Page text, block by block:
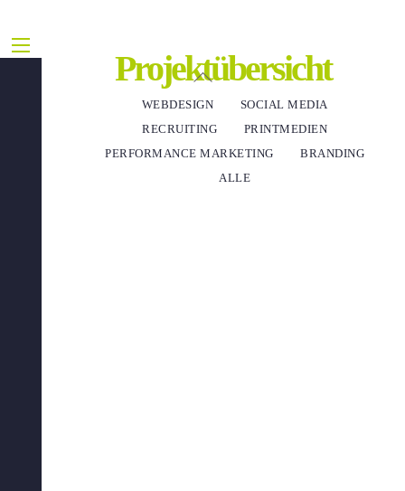
Menu Projektübersicht
WEBDESIGN
SOCIAL MEDIA
RECRUITING
PRINTMEDIEN
PERFORMANCE MARKETING
BRANDING
ALLE
Back